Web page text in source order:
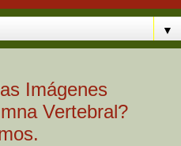
▼
Imágenes
Vertebral?